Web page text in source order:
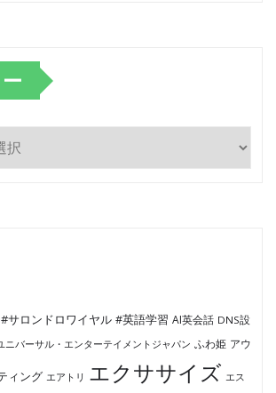
#サロンドロワイヤル #英語学習 AI英会話 DNS設
ニバーサル・エンターテイメントジャパン ふわ姫 アウ
ィング エアトリ エクササイズ エス